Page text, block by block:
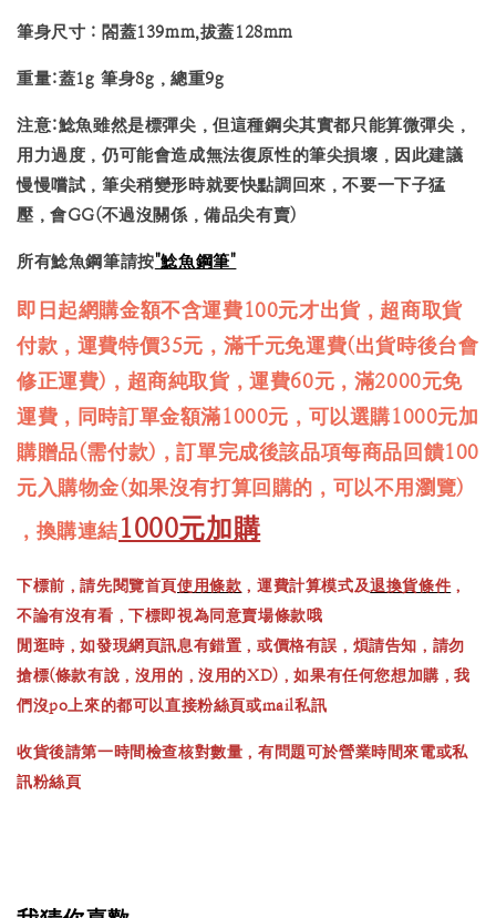
筆身尺寸：閤蓋139mm,拔蓋128mm
重量:蓋1g 筆身8g，總重9g
注意:鯰魚雖然是標彈尖，但這種鋼尖其實都只能算微彈尖，
用力過度，仍可能會造成無法復原性的筆尖損壞，因此建議
慢慢嚐試，筆尖稍變形時就要快點調回來，不要一下子猛
壓，會GG(不過沒關係，備品尖有賣)
所有鯰魚鋼筆請按"鯰魚鋼筆"
即日起網購金額不含運費100元才出貨，超商取貨
付款，運費特價35元，滿千元免運費(出貨時後台會
修正運費)，超商純取貨，運費60元，滿2000元免
運費，同時訂單金額滿1000元，可以選購1000元加
購贈品(需付款)，訂單完成後該品項每商品回饋100
元入購物金(如果沒有打算回購的，可以不用瀏覽)
，換購連結1000元加購
下標前，請先閱覽首頁使用條款 ，運費計算模式及退換貨條件 ，
不論有沒有看，下標即視為同意賣場條款哦
閒逛時，如發現網頁訊息有錯置，或價格有誤，煩請告知，請勿
搶標(條款有說，沒用的，沒用的XD)，如果有任何您想加購，我
們沒po上來的都可以直接粉絲頁或mail私訊
收貨後請第一時間檢查核對數量，有問題可於營業時間來電或私
訊粉絲頁